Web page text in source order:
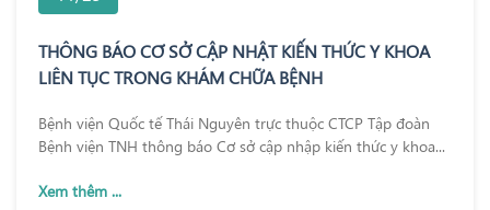
THÔNG BÁO CƠ SỞ CẬP NHẬT KIẾN THỨC Y KHOA
LIÊN TỤC TRONG KHÁM CHỮA BỆNH
Bệnh viện Quốc tế Thái Nguyên trực thuộc CTCP Tập đoàn
Bệnh viện TNH thông báo Cơ sở cập nhập kiến thức y khoa...
Xem thêm ...